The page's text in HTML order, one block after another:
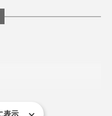
てください。
力バツグン。氷だけを入
〜24℃、4回フタを外して
口径は5cmで、製氷器の
ゴが、ボトル下部にさりげ
表示